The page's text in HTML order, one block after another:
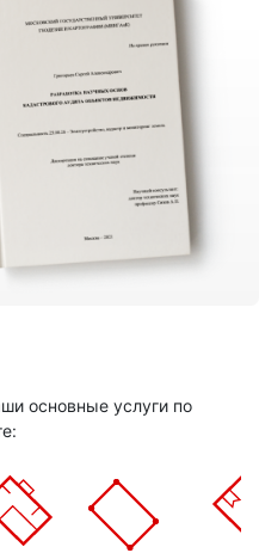
основные услуги по